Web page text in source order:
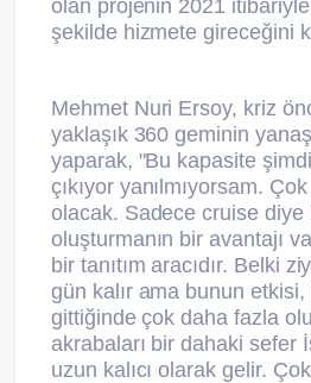
olan projenin 2021
şekilde hizmete gireceğini
Mehmet Nuri Ersoy, kriz
yaklaşık 360 geminin
yaparak, "Bu kapasite
çıkıyor yanılmıyorsam.
olacak. Sadece cruise diye
oluşturmanın bir avantajı
bir tanıtım aracıdır. Belki
gün kalır ama bunun
gittiğinde çok daha fazla
akrabaları bir dahaki sefer
uzun kalıcı olarak gelir.